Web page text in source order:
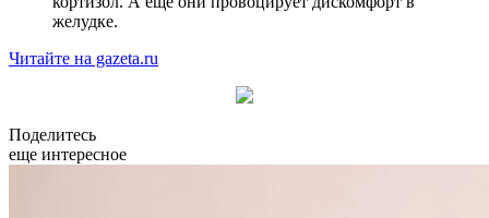
желудке.
Читайте на gazeta.ru
Поделитесь
еще интересное